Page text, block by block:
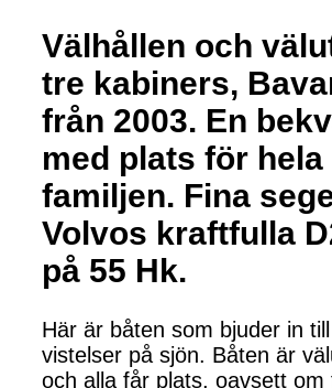
Välhållen och
tre kabiners,
från 2003. En
med plats för hela
familjen. Fina
Volvos kraftfulla
på 55 Hk.
Här är båten som bjuder in
vistelser på sjön. Båten är
och alla får plats, oavsett om